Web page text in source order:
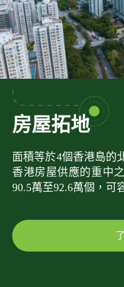
房屋拓地
面積等於4個香港島的
香港房屋供應的重中
90.5萬至92.6萬個，可